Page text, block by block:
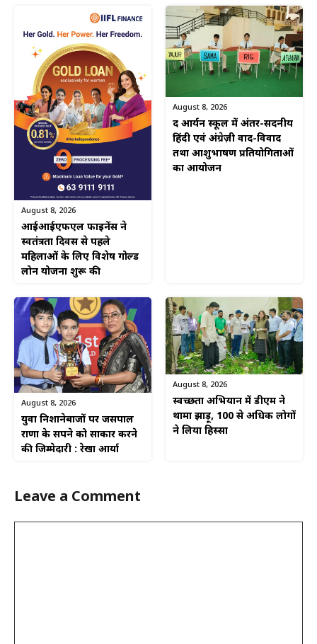
August 8, 2026
आईआईएफएल फाइनेंस ने
स्वतंत्रता दिवस से पहले
महिलाओं के लिए विशेष गोल्ड
लोन योजना शुरू की
August 8, 2026
द आर्यन स्कूल में अंतर-सदनीय
हिंदी एवं अंग्रेज़ी वाद-विवाद
तथा आशुभाषण प्रतियोगिताओं
का आयोजन
August 8, 2026
युवा निशानेबाजों पर जसपाल
राणा के सपने को साकार करने
की जिम्मेदारी : रेखा आर्या
August 8, 2026
स्वच्छता अभियान में डीएम ने
थामा झाड़ू, 100 से अधिक लोगों
ने लिया हिस्सा
Leave a Comment